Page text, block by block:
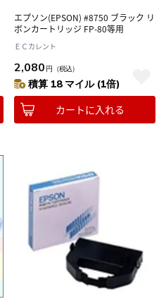
エプソン(EPSON) #8750 ブラック リ
ボンカートリッジ FP-80等用
ＥＣカレント
2,080 円 （税込）
積算 18 マイル (1倍)
カートに入れる